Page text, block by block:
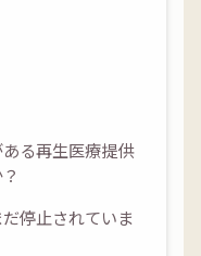
る再生医療提供
停止されていま